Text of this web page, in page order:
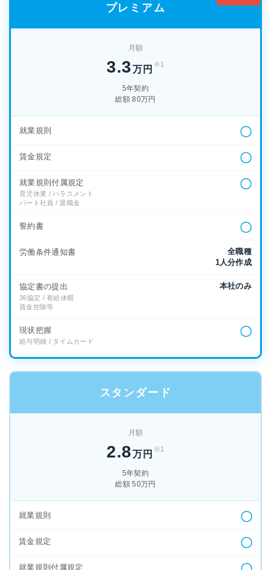
プレミアム
月額
3.3万円
※1
5年契約
総額 80万円
就業規則 〇
賃金規定 〇
就業規則付属規定
育児休業 / ハラスメント
パート社員 / 退職金
〇
誓約書 〇
労働条件通知書
全職種
1人分作成
協定書の提出
36協定 / 有給休暇
賃金控除等
本社のみ
現状把握
給与明細 / タイムカード
〇
スタンダード
月額
2.8万円
※1
5年契約
総額 50万円
就業規則 〇
賃金規定 〇
就業規則付属規定